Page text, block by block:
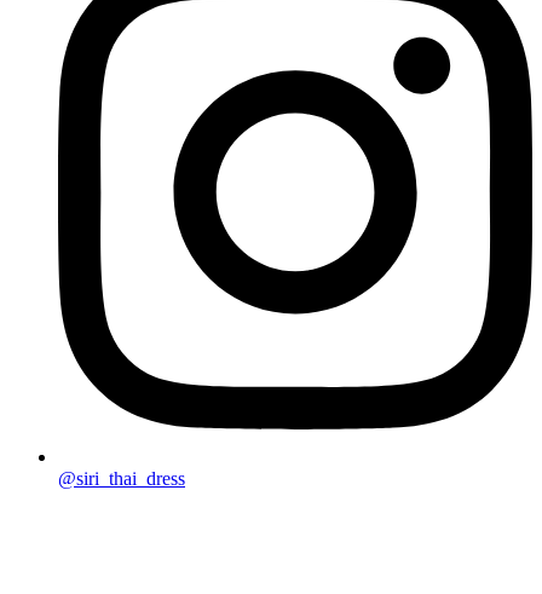
@siri_thai_dress